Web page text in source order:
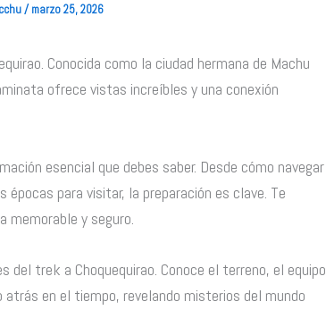
/marzo 25, 2026
Conocida como la ciudad hermana de Machu
ofrece vistas increíbles y una conexión
esencial que debes saber. Desde cómo navegar
para visitar, la preparación es clave. Te
memorable y seguro.
trek a Choquequirao. Conoce el terreno, el equipo
en el tiempo, revelando misterios del mundo